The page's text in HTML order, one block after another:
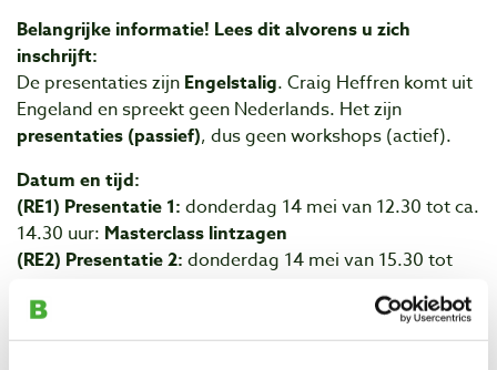
Belangrijke informatie! Lees dit alvorens u zich
inschrijft:
De presentaties zijn Engelstalig. Craig Heffren komt uit
Engeland en spreekt geen Nederlands. Het zijn
presentaties (passief), dus geen workshops (actief).
Datum en tijd:
(RE1) Presentatie 1: donderdag 14 mei van 12.30 tot ca.
14.30 uur: Masterclass lintzagen
(RE2) Presentatie 2: donderdag 14 mei van 15.30 tot
vrijdag 15 mei van 10.00 tot ca.